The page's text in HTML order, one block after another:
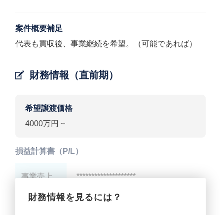
案件概要補足
代表も買収後、事業継続を希望。（可能であれば）
財務情報（直前期）
希望譲渡価格
4000万円 ~
財務情報を見るには？
損益計算書（P/L）
事業売上 ********************
事業利益 ********************